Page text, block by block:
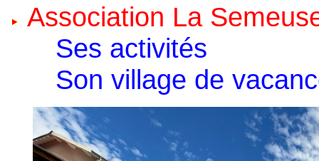
Association La
Ses activités
Son village de